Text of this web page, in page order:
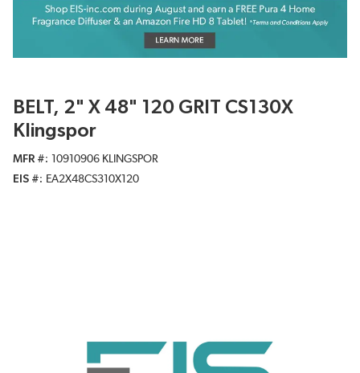
BELT, 2" X 48" 120 GRIT CS130X
Klingspor
MFR #
10910906 KLINGSPOR
EIS #
EA2X48CS310X120